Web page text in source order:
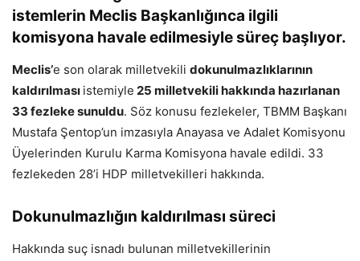
istemlerin Meclis Başkanlığınca ilgili
komisyona havale edilmesiyle süreç başlıyor.
Meclis’e son olarak milletvekili dokunulmazlıklarının
kaldırılması istemiyle 25 milletvekili hakkında hazırlanan
33 fezleke sunuldu. Söz konusu fezlekeler, TBMM Başkanı
Mustafa Şentop’un imzasıyla Anayasa ve Adalet Komisyonu
Üyelerinden Kurulu Karma Komisyona havale edildi. 33
fezlekeden 28’i HDP milletvekilleri hakkında.
Dokunulmazlığın kaldırılması süreci
Hakkında suç isnadı bulunan milletvekillerinin